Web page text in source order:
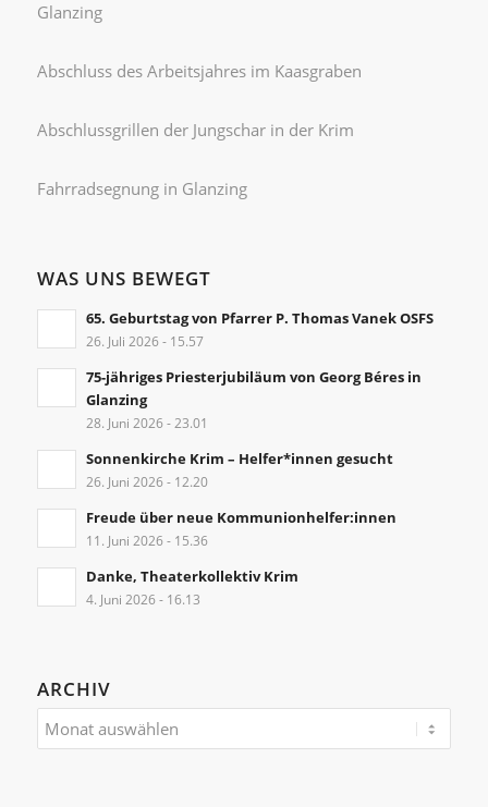
Glanzing
Abschluss des Arbeitsjahres im Kaasgraben
Abschlussgrillen der Jungschar in der Krim
Fahrradsegnung in Glanzing
WAS UNS BEWEGT
65. Geburtstag von Pfarrer P. Thomas Vanek OSFS
26. Juli 2026 - 15.57
75-jähriges Priesterjubiläum von Georg Béres in
Glanzing
28. Juni 2026 - 23.01
Sonnenkirche Krim – Helfer*innen gesucht
26. Juni 2026 - 12.20
Freude über neue Kommunionhelfer:innen
11. Juni 2026 - 15.36
Danke, Theaterkollektiv Krim
4. Juni 2026 - 16.13
ARCHIV